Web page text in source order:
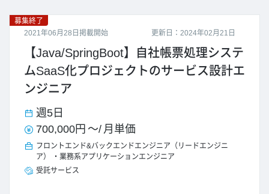
更新日：2024年02月21日
募集終了
2021年06月28日掲載開始
【Java/SpringBoot】自社帳票処理システ
ムSaaS化プロジェクトのサービス設計エ
ンジニア
週5日
700,000円 ～/ 月単価
フロントエンド&バックエンドエンジニア（リードエンジニ
ア）
業務系アプリケーションエンジニア
受託サービス